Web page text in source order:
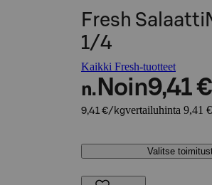
Fresh
1/4
Kaikki Fresh-tuotteet
n. Noin9,41 €
9,41 €/kgvertailuhinta 9,41
Valitse